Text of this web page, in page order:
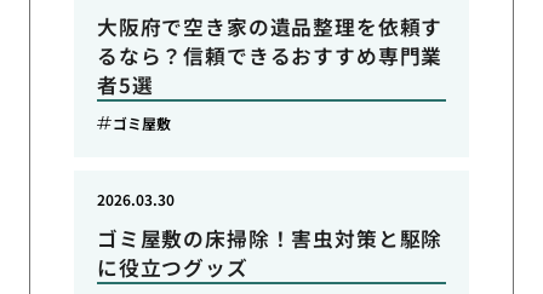
大阪府で空き家の遺品整理を依頼す
るなら？信頼できるおすすめ専門業
者5選
ゴミ屋敷
ゴミ屋敷の床掃除！害虫対策と駆除
に役立つグッズ
2026.03.30